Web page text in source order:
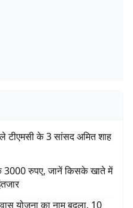
टीएमसी के 3 सांसद अमित शाह
3000 रुपए, जानें किसके खाते में
योजना का नाम बदला, 10